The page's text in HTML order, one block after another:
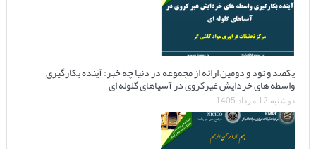
یکصد و نود و دومین ارائه از مجموعه در دنیا چه خبر: آینده بکارگیری
واسطه های خردایش غیرکروی در آسیاهای گلوله ای
دوشنبه 12 مرداد 1405